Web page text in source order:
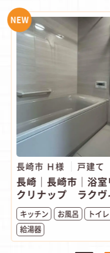
NEW
長崎市 Ｈ様 戸建て
長崎｜長崎市｜浴室
クリナップ ラクヴ
キッチン お風呂 トイレ
給湯器